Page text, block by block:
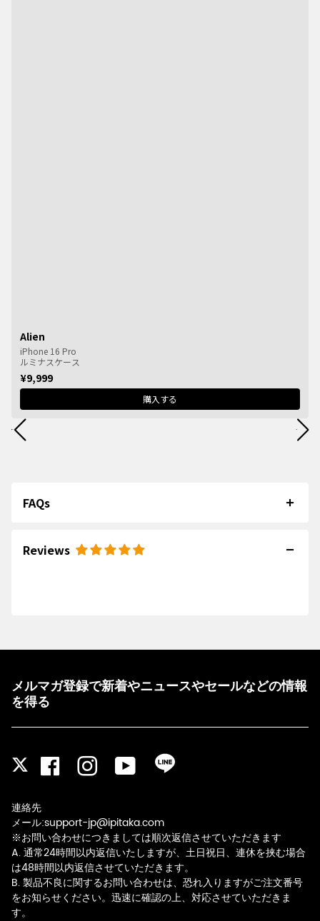
Alien
iPhone 16 Pro
ルミナスケース
¥9,999
購入する
FAQs
Reviews
メルマガ登録で新着やニュースやセールなどの情報
を得る
Twitter
FacebookInstagramYouTube
連絡先
メール:support-jp@ipitaka.com
※お問い合わせにつきましては順次返信させていただきます
A. 通常24時間以内返信いたしますが、土日祝日、連休を挟む場合
は48時間以内返信させていただきます。
B. 製品不良に関するお問い合わせは、恐れ入りますがご注文番号
をお知らせください。迅速に確認の上、対応させていただきま
す。